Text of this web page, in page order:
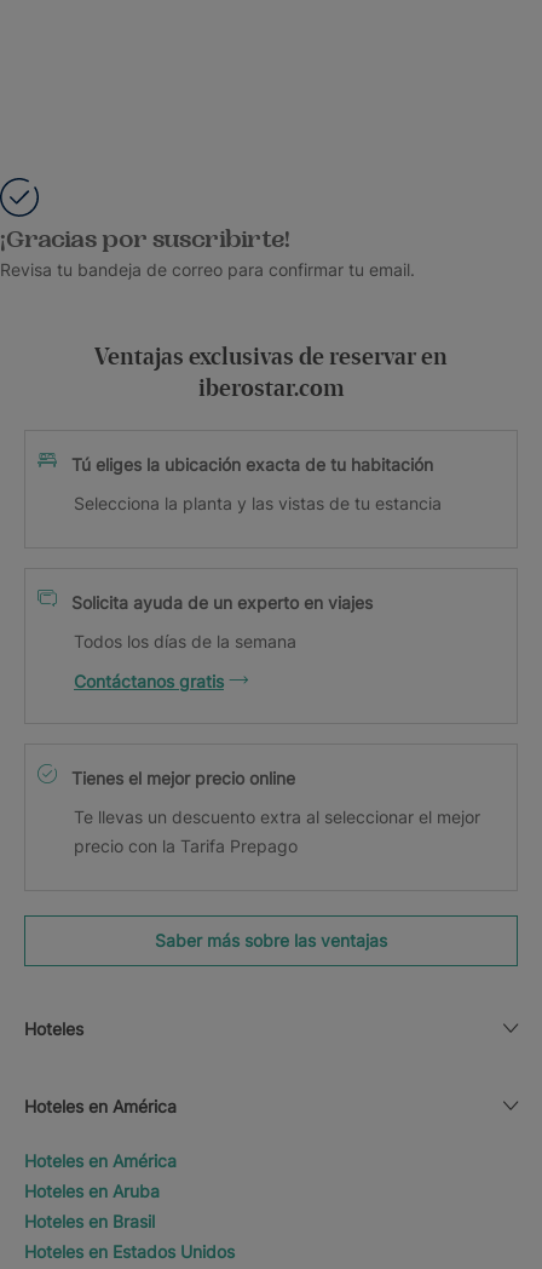
¡Gracias por suscribirte!
Revisa tu bandeja de correo para confirmar tu email.
Ventajas exclusivas de reservar en
iberostar.com
Tú eliges la ubicación exacta de tu habitación
Selecciona la planta y las vistas de tu estancia
Solicita ayuda de un experto en viajes
Todos los días de la semana
Contáctanos gratis
Tienes el mejor precio online
Te llevas un descuento extra al seleccionar el mejor
precio con la Tarifa Prepago
Saber más sobre las ventajas
Hoteles
Hoteles en América
Hoteles en América
Hoteles en Aruba
Hoteles en Brasil
Hoteles en Estados Unidos